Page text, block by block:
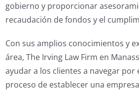
gobierno y proporcionar
recaudación de fondos y el
Con sus amplios conocimientos y
área, The Irving Law Firm en
ayudar a los clientes a navegar por
proceso de establecer una